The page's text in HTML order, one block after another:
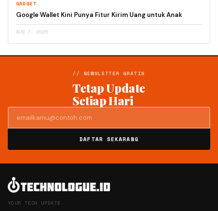
GADGET
Google Wallet Kini Punya Fitur Kirim Uang untuk Anak
AUG 7, 2026
// NEWSLETTER GRATIS
Tetap Update
Setiap Hari
DAFTAR SEKARANG
YOUR TECH UPDATE